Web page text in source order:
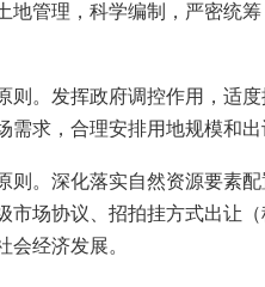
地管理，科学编制，严密统
。发挥政府调控作用，适度
需求，合理安排用地规模和
。深化落实自然资源要素配
市场协议、招拍挂方式出让
会经济发展。